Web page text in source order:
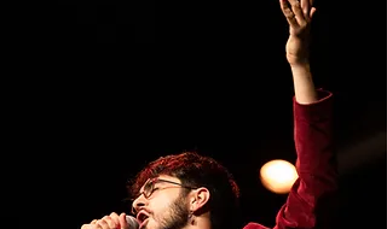
Spectacles vivants !